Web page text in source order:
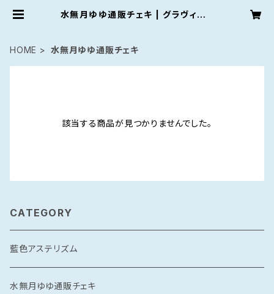
水無月ゆゆ通販チェキ | グラヴィティ
HOME 水無月ゆゆ通販チェキ
該当する商品が見つかりませんでした。
CATEGORY
藍色アステリズム
水無月ゆゆ通販チェキ